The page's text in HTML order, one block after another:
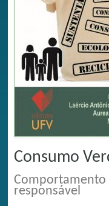
Consumo
responsável